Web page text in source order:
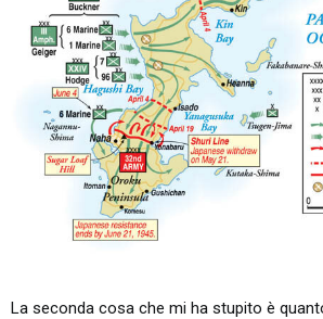
La seconda cosa che mi ha stupito è